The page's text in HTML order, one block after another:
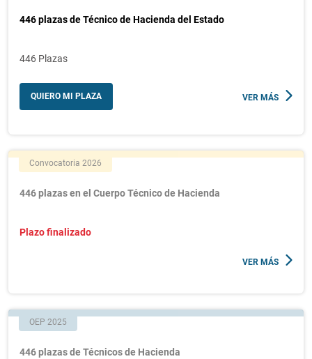
446 plazas de Técnico de Hacienda del Estado
446 Plazas
QUIERO MI PLAZA VER MÁS
Convocatoria 2026
446 plazas en el Cuerpo Técnico de Hacienda
Plazo finalizado
VER MÁS
OEP 2025
446 plazas de Técnicos de Hacienda